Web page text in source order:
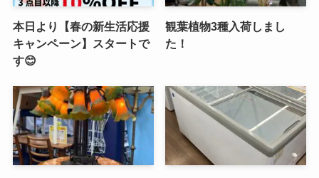
本日より【春の新生活応援
キャンペーン】スタートで
す😊
観葉植物3種入荷しまし
た！